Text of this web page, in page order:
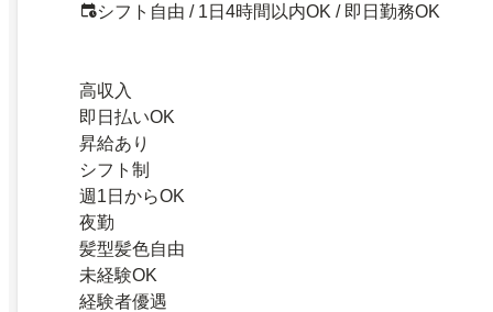
シフト自由 / 1日4時間以内OK / 即日勤務OK
高収入
即日払いOK
昇給あり
シフト制
週1日からOK
夜勤
髪型髪色自由
未経験OK
経験者優遇